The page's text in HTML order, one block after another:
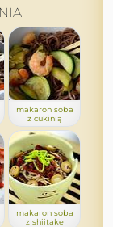
makaron soba
z cukinią
makaron soba
z shiitake